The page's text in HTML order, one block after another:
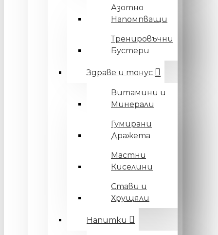
Азотно
Напомпващи
Тренировъчни
Бустери
Здраве и тонус
Витамини и
Минерали
Гумирани
Дражета
Мастни
Киселини
Стави и
Хрущяли
Напитки